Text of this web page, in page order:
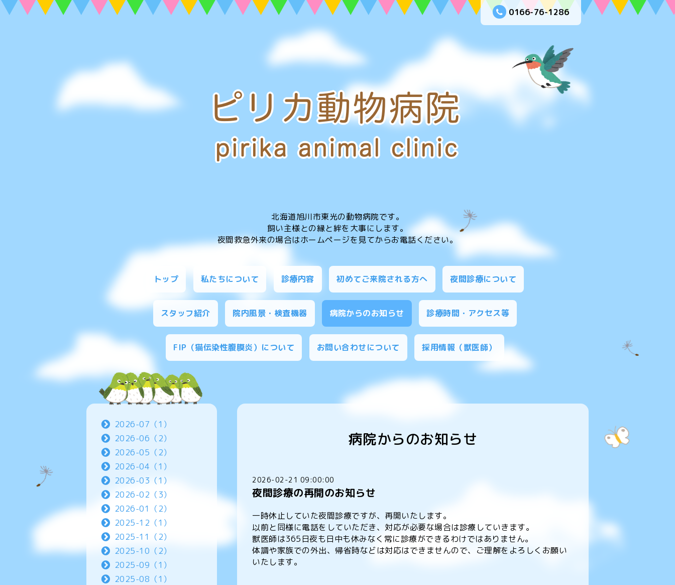
0166-76-1286
北海道旭川市東光の動物病院です。
飼い主様との縁と絆を大事にします。
夜間救急外来の場合はホームページを見てからお電話ください。
トップ 私たちについて 診療内容 初めてご来院される方へ 夜間診療について
スタッフ紹介 院内風景・検査機器 病院からのお知らせ 診療時間・アクセス等
FIP（猫伝染性腹膜炎）について お問い合わせについて 採用情報（獣医師）
病院からのお知らせ
2026-02-21 09:00:00
夜間診療の再開のお知らせ
一時休止していた夜間診療ですが、再開いたします。
以前と同様に電話をしていただき、対応が必要な場合は診療していきます。
獣医師は365日夜も日中も休みなく常に診療ができるわけではありません。
体調や家族での外出、帰省時などは対応はできませんので、ご理解をよろしくお願い
いたします。
2026-07（1）
2026-06（2）
2026-05（2）
2026-04（1）
2026-03（1）
2026-02（3）
2026-01（2）
2025-12（1）
2025-11（2）
2025-10（2）
2025-09（1）
2025-08（1）